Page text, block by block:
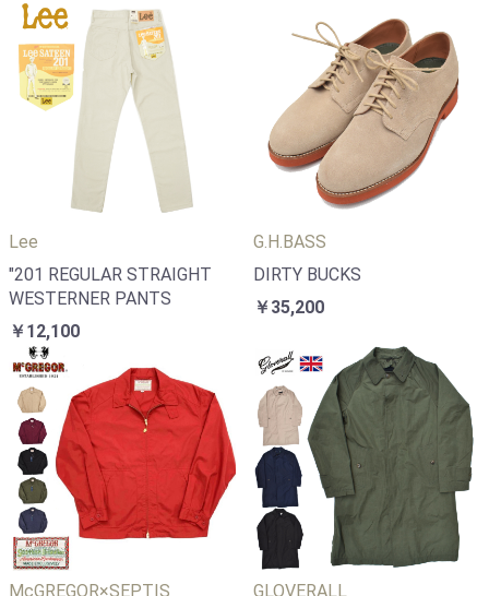
Lee
"201 REGULAR STRAIGHT
WESTERNER PANTS
￥12,100
G.H.BASS
DIRTY BUCKS
￥35,200
McGREGOR×SEPTIS
GLOVERALL